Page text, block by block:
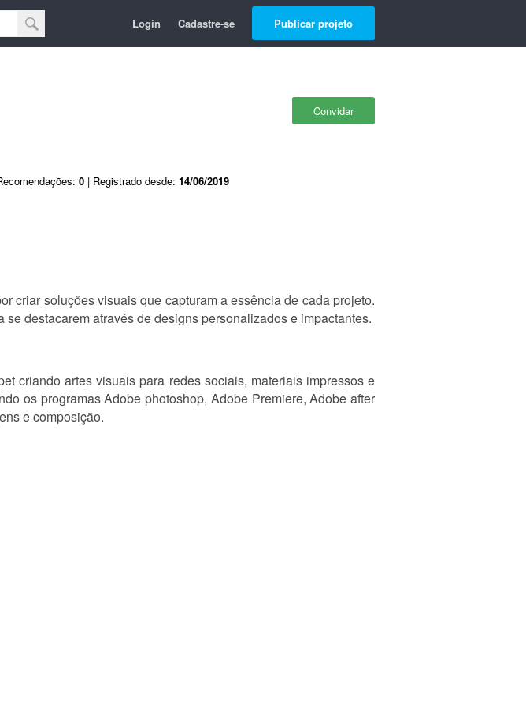
Login Cadastre-se Publicar projeto
Convidar
0 | Registrado desde: 14/06/2019
criar soluções visuais que capturam a essência de cada projeto.
destacarem através de designs personalizados e impactantes.
criando artes visuais para redes sociais, materiais impressos e
os programas Adobe photoshop, Adobe Premiere, Adobe after
e composição.